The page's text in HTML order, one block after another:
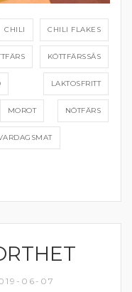
CHILI CHILI FLAKES
KÖTTFÄRSSÅS
LAKTOSFRITT
MOROT NÖTFÄRS
06-07